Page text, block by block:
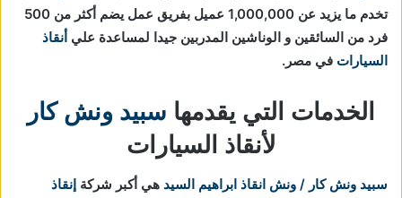
تخدم ما يزيد عن 1,000,000 عميل بفريق عمل يضم أكثر من 500
فرد من السائقين و الوناشين المدربين جيدا لمساعدة علي أنقاذ
السيارات في مصر.
الخدمات التي يقدمها سبيد ونش كار
لأنقاذ السيارات
سبيد ونش كار / ونش انقاذ ابراهيم السيد هي أكبر شركة إنقاذ